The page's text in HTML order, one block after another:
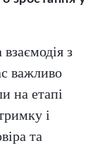
з
важливо
на етапі
і
та